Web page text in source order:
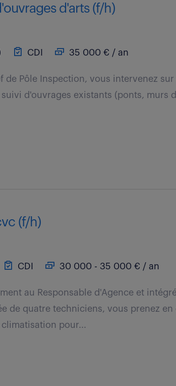
d'arts (f/h)
CDI 35 000 € / an
de Pôle Inspection, vous intervenez
d'ouvrages existants (ponts, murs
(f/h)
CDI 30 000 - 35 000 € / an
au Responsable d'Agence et
de quatre techniciens, vous prenez
pour...